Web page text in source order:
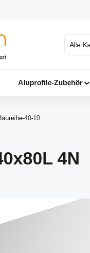
Alle
Aluprofile-Zubehör
40-10
4N